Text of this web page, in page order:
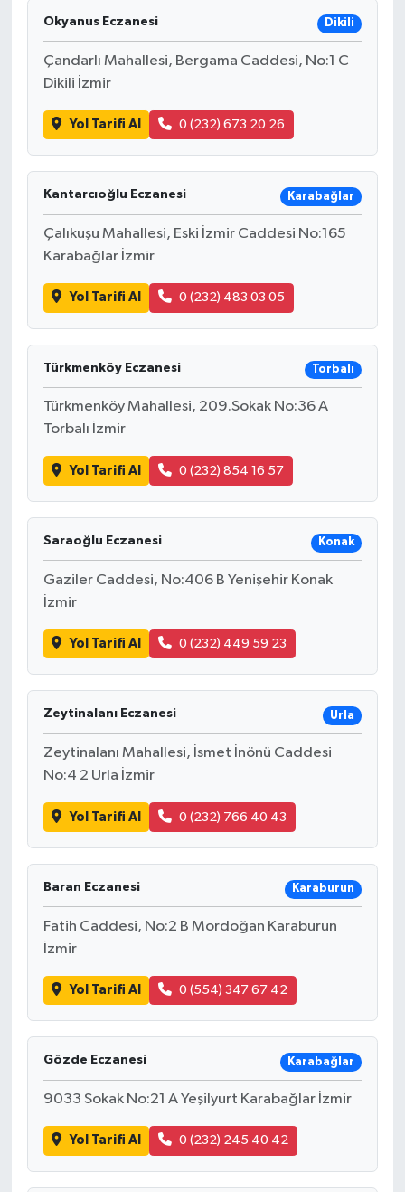
Okyanus Eczanesi Dikili
Çandarlı Mahallesi, Bergama Caddesi, No:1 C
Dikili İzmir
Yol Tarifi Al 0 (232) 673 20 26
Kantarcıoğlu Eczanesi Karabağlar
Çalıkuşu Mahallesi, Eski İzmir Caddesi No:165
Karabağlar İzmir
Yol Tarifi Al 0 (232) 483 03 05
Türkmenköy Eczanesi Torbalı
Türkmenköy Mahallesi, 209.Sokak No:36 A
Torbalı İzmir
Yol Tarifi Al 0 (232) 854 16 57
Saraoğlu Eczanesi Konak
Gaziler Caddesi, No:406 B Yenişehir Konak
İzmir
Yol Tarifi Al 0 (232) 449 59 23
Zeytinalanı Eczanesi Urla
Zeytinalanı Mahallesi, İsmet İnönü Caddesi
No:4 2 Urla İzmir
Yol Tarifi Al 0 (232) 766 40 43
Baran Eczanesi Karaburun
Fatih Caddesi, No:2 B Mordoğan Karaburun
İzmir
Yol Tarifi Al 0 (554) 347 67 42
Gözde Eczanesi Karabağlar
9033 Sokak No:21 A Yeşilyurt Karabağlar İzmir
Yol Tarifi Al 0 (232) 245 40 42